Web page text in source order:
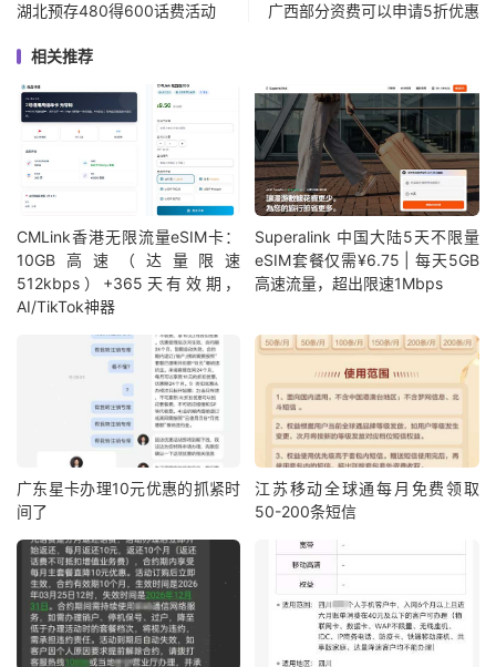
湖北预存480得600话费活动 广西部分资费可以申请5折优惠
相关推荐
CMLink香港无限流量eSIM卡：
10GB高速（达量限速
512kbps）+365天有效期，
AI/TikTok神器
Superalink 中国大陆5天不限量
eSIM套餐仅需¥6.75 | 每天5GB
高速流量，超出限速1Mbps
广东星卡办理10元优惠的抓紧时
间了
江苏移动全球通每月免费领取
50-200条短信